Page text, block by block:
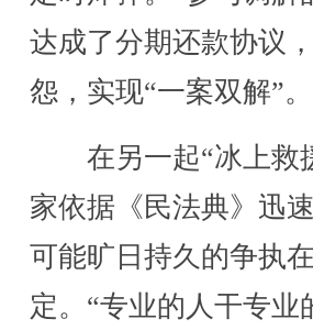
达成了分期还款协议
怨，实现“一案双解”。
在另一起“冰上救
家依据《民法典》迅
可能旷日持久的争执
定。“专业的人干专